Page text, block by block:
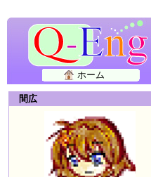
ホーム
間広